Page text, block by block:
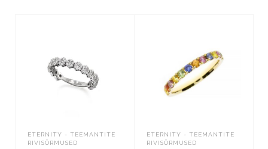
ETERNITY - TEEMANTITE
RIVISÕRMUSED
ETERNITY - TEEMANTITE
RIVISÕRMUSED